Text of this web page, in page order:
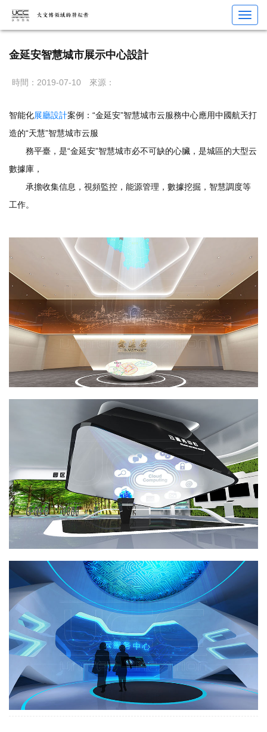
您當前位置： 首頁>數字科技 > 金延安智慧城市展示中心設計
金延安智慧城市展示中心設計
時間：2019-07-10 來源：
智能化展廳設計案例：“金延安”智慧城市云服務中心應用中國航天打
造的“天慧”智慧城市云服
務平臺，是“金延安”智慧城市必不可缺的心臟，是城區的大型云
數據庫，
承擔收集信息，視頻監控，能源管理，數據挖掘，智慧調度等
工作。